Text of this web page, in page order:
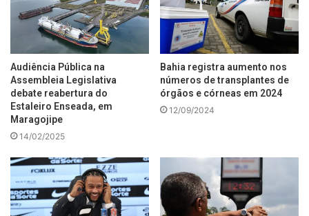
Audiência Pública na
Assembleia Legislativa
debate reabertura do
Estaleiro Enseada, em
Maragojipe
14/02/2025
Bahia registra aumento nos
números de transplantes de
órgãos e córneas em 2024
12/09/2024